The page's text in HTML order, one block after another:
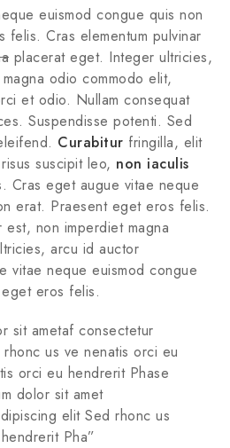
euismod congue quis non
Cras elementum pulvinar
placerat eget. Integer ultricies,
odio commodo elit,
et odio. Nullam consequat
Suspendisse potenti. Sed
Curabitur fringilla, elit
suscipit leo, non iaculis
Cras eget augue vitae neque
erat. Praesent eget eros felis.
est, non imperdiet magna
arcu id auctor
vitae neque euismod congue
eros felis.
sit ametaf consectetur
us ve nenatis orci eu
orci eu hendrerit Phase
dolor sit amet
elit Sed rhonc us
Pha”